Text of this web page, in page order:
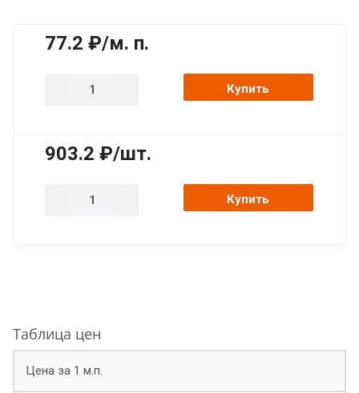
77.2 ₽/м. п.
Купить
903.2 ₽/шт.
Купить
Таблица цен
Цена за 1 м.п.